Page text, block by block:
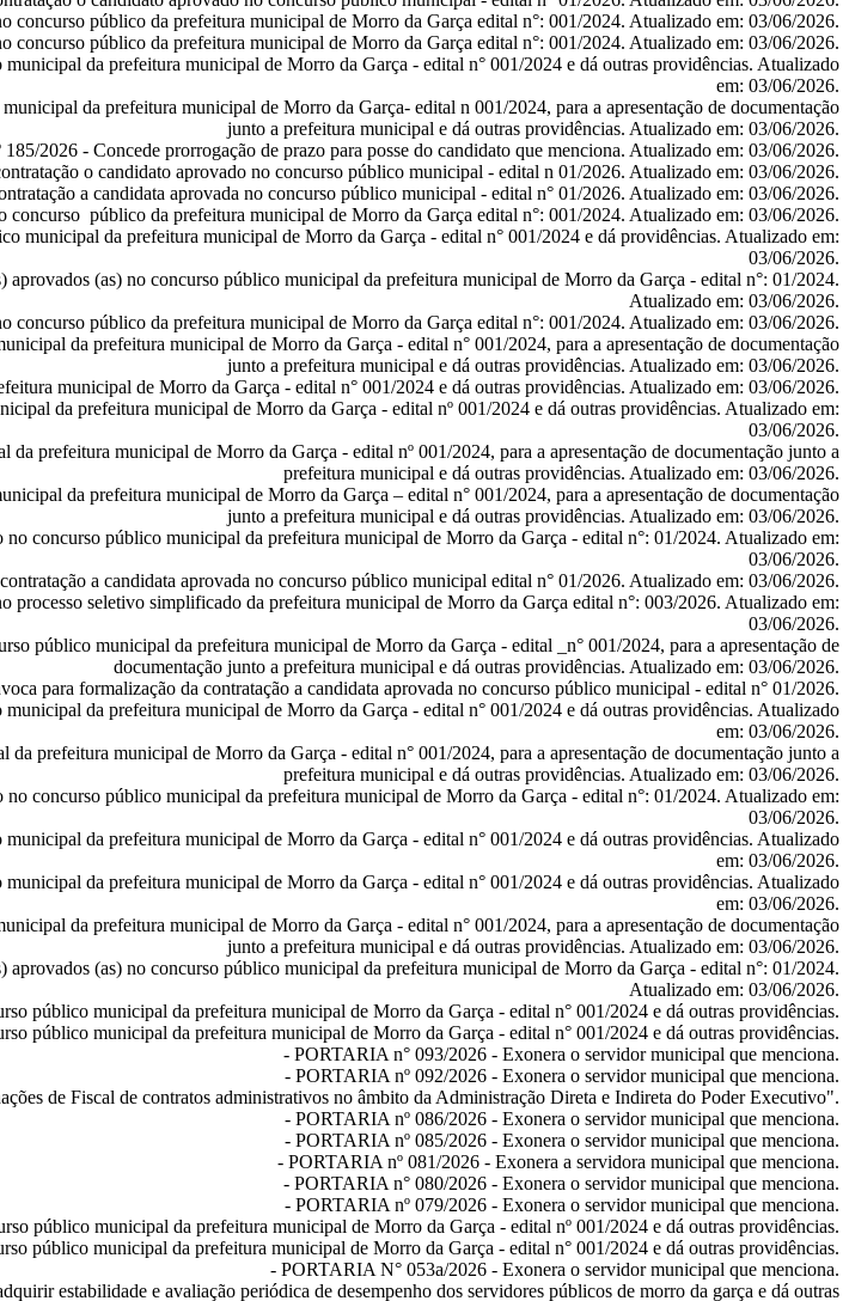
concurso público da prefeitura municipal de Morro da Garça edital n°: 001/2024. Atualizado em: 03/06/2026.
concurso público da prefeitura municipal de Morro da Garça edital n°: 001/2024. Atualizado em: 03/06/2026.
da prefeitura municipal de Morro da Garça - edital n° 001/2024 e dá outras providências. Atualizado
em: 03/06/2026.
da prefeitura municipal de Morro da Garça- edital n 001/2024, para a apresentação de documentação
junto a prefeitura municipal e dá outras providências. Atualizado em: 03/06/2026.
185/2026 - Concede prorrogação de prazo para posse do candidato que menciona. Atualizado em: 03/06/2026.
o candidato aprovado no concurso público municipal - edital n 01/2026. Atualizado em: 03/06/2026.
a candidata aprovada no concurso público municipal - edital n° 01/2026. Atualizado em: 03/06/2026.
concurso público da prefeitura municipal de Morro da Garça edital n°: 001/2024. Atualizado em: 03/06/2026.
municipal da prefeitura municipal de Morro da Garça - edital n° 001/2024 e dá providências. Atualizado em:
03/06/2026.
aprovados (as) no concurso público municipal da prefeitura municipal de Morro da Garça - edital n°: 01/2024.
Atualizado em: 03/06/2026.
concurso público da prefeitura municipal de Morro da Garça edital n°: 001/2024. Atualizado em: 03/06/2026.
da prefeitura municipal de Morro da Garça - edital n° 001/2024, para a apresentação de documentação
junto a prefeitura municipal e dá outras providências. Atualizado em: 03/06/2026.
municipal de Morro da Garça - edital n° 001/2024 e dá outras providências. Atualizado em: 03/06/2026.
da prefeitura municipal de Morro da Garça - edital nº 001/2024 e dá outras providências. Atualizado em:
03/06/2026.
prefeitura municipal de Morro da Garça - edital nº 001/2024, para а apresentação de documentação junto a
prefeitura municipal e dá outras providências. Atualizado em: 03/06/2026.
da prefeitura municipal de Morro da Garça – edital n° 001/2024, para a apresentação de documentação
junto a prefeitura municipal e dá outras providências. Atualizado em: 03/06/2026.
concurso público municipal da prefeitura municipal de Morro da Garça - edital n°: 01/2024. Atualizado em:
03/06/2026.
a candidata aprovada no concurso público municipal edital n° 01/2026. Atualizado em: 03/06/2026.
processo seletivo simplificado da prefeitura municipal de Morro da Garça edital n°: 003/2026. Atualizado em:
03/06/2026.
público municipal da prefeitura municipal de Morro da Garça - edital _n° 001/2024, para a apresentação de
documentação junto a prefeitura municipal e dá outras providências. Atualizado em: 03/06/2026.
para formalização da contratação a candidata aprovada no concurso público municipal - edital n° 01/2026.
da prefeitura municipal de Morro da Garça - edital n° 001/2024 e dá outras providências. Atualizado
em: 03/06/2026.
prefeitura municipal de Morro da Garça - edital n° 001/2024, para a apresentação de documentação junto a
prefeitura municipal e dá outras providências. Atualizado em: 03/06/2026.
concurso público municipal da prefeitura municipal de Morro da Garça - edital n°: 01/2024. Atualizado em:
03/06/2026.
da prefeitura municipal de Morro da Garça - edital n° 001/2024 e dá outras providências. Atualizado
em: 03/06/2026.
da prefeitura municipal de Morro da Garça - edital n° 001/2024 е dá outras providências. Atualizado
em: 03/06/2026.
da prefeitura municipal de Morro da Garça - edital n° 001/2024, para a apresentação de documentação
junto a prefeitura municipal e dá outras providências. Atualizado em: 03/06/2026.
aprovados (as) no concurso público municipal da prefeitura municipal de Morro da Garça - edital n°: 01/2024.
Atualizado em: 03/06/2026.
público municipal da prefeitura municipal de Morro da Garça - edital n° 001/2024 e dá outras providências.
público municipal da prefeitura municipal de Morro da Garça - edital n° 001/2024 e dá outras providências.
- PORTARIA n° 093/2026 - Exonera o servidor municipal que menciona.
- PORTARIA nº 092/2026 - Exonera o servidor municipal que menciona.
de Fiscal de contratos administrativos no âmbito da Administração Direta e Indireta do Poder Executivo".
- PORTARIA nº 086/2026 - Exonera o servidor municipal que menciona.
- PORTARIA nº 085/2026 - Exonera o servidor municipal que menciona.
- PORTARIA nº 081/2026 - Exonera a servidora municipal que menciona.
- PORTARIA n° 080/2026 - Exonera o servidor municipal que menciona.
- PORTARIA nº 079/2026 - Exonera o servidor municipal que menciona.
público municipal da prefeitura municipal de Morro da Garça - edital nº 001/2024 e dá outras providências.
público municipal da prefeitura municipal de Morro da Garça - edital n° 001/2024 e dá outras providências.
- PORTARIA N° 053a/2026 - Exonera o servidor municipal que menciona.
estabilidade e avaliação periódica de desempenho dos servidores públicos de morro da garça e dá outras